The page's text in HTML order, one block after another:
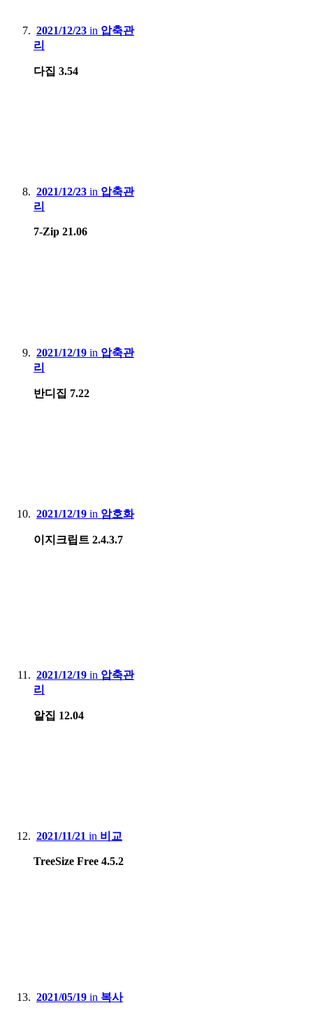
2021/12/23 in 압축관
리
다집 3.54
2021/12/23 in 압축관
리
7-Zip 21.06
2021/12/19 in 압축관
리
반디집 7.22
2021/12/19 in 암호화
이지크립트 2.4.3.7
2021/12/19 in 압축관
리
알집 12.04
2021/11/21 in 비교
TreeSize Free 4.5.2
2021/05/19 in 복사